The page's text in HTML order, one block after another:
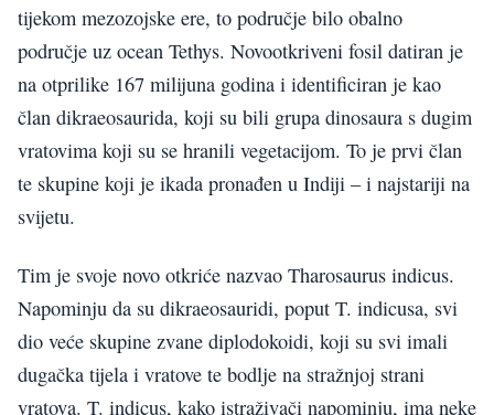
tijekom mezozojske ere, to područje bilo obalno
područje uz ocean Tethys. Novootkriveni fosil datiran je
na otprilike 167 milijuna godina i identificiran je kao
član dikraeosaurida, koji su bili grupa dinosaura s dugim
vratovima koji su se hranili vegetacijom. To je prvi član
te skupine koji je ikada pronađen u Indiji – i najstariji na
svijetu.
Tim je svoje novo otkriće nazvao Tharosaurus indicus.
Napominju da su dikraeosauridi, poput T. indicusa, svi
dio veće skupine zvane diplodokoidi, koji su svi imali
dugačka tijela i vratove te bodlje na stražnjoj strani
vratova. T. indicus, kako istraživači napominju, ima neke